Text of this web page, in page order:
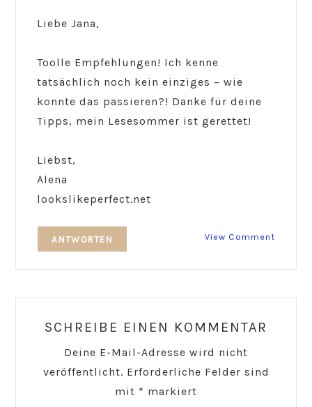
Liebe Jana,
Toolle Empfehlungen! Ich kenne
tatsächlich noch kein einziges – wie
konnte das passieren?! Danke für deine
Tipps, mein Lesesommer ist gerettet!
Liebst,
Alena
lookslikeperfect.net
View Comment
ANTWORTEN
SCHREIBE EINEN KOMMENTAR
Deine E-Mail-Adresse wird nicht
veröffentlicht. Erforderliche Felder sind
mit * markiert